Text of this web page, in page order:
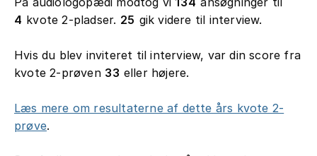
4 kvote 2-pladser. 25 gik videre til interview.
Hvis du blev inviteret til interview, var din score fra
kvote 2-prøven 33 eller højere.
Læs mere om resultaterne af dette års kvote 2-
prøve.